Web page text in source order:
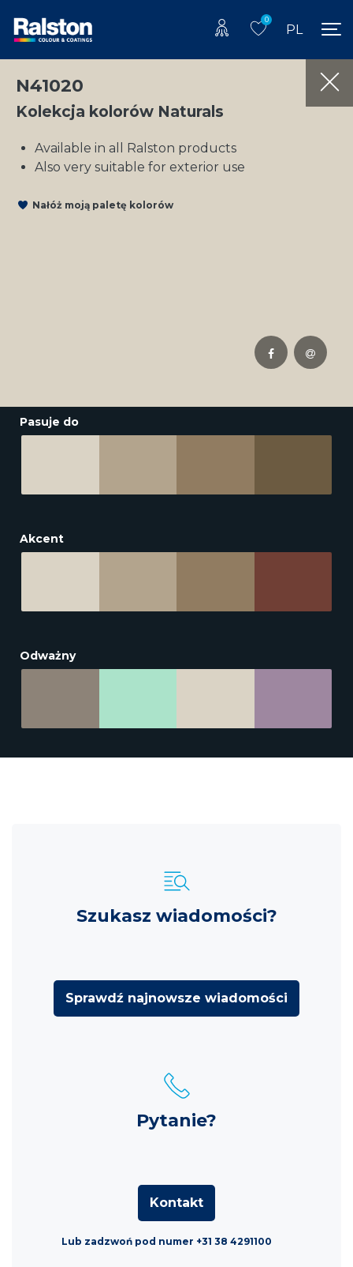
0
PL
N41020
Kolekcja kolorów Naturals
Available in all Ralston products
Also very suitable for exterior use
Nałóż moją paletę kolorów
Pasuje do
Akcent
Odważny
Szukasz wiadomości?
Sprawdź najnowsze wiadomości
Pytanie?
Kontakt
Lub zadzwoń pod numer +31 38 4291100